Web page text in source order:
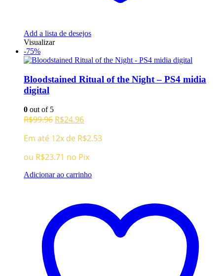
Add a lista de desejos
Visualizar
-75%
Bloodstained Ritual of the Night – PS4 midia
digital
0 out of 5
R$99.96 O
original
era:
R$99.96.
R$24.96O
atual
é:
R$24.96.
Em até 12x de R$2.53
ou R$23.71 no Pix
Adicionar ao carrinho